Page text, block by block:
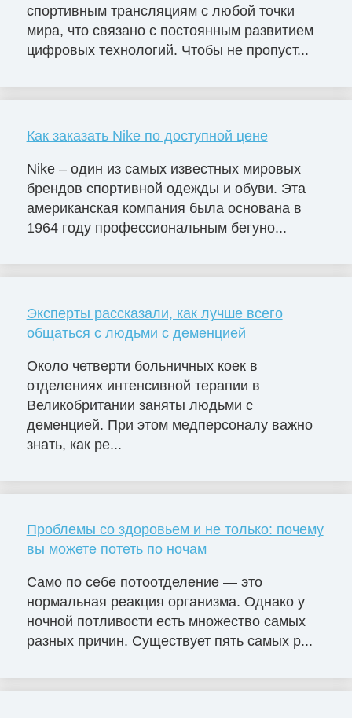
спортивным трансляциям с любой точки
мира, что связано с постоянным развитием
цифровых технологий. Чтобы не пропуст...
Как заказать Nike по доступной цене
Nike – один из самых известных мировых
брендов спортивной одежды и обуви. Эта
американская компания была основана в
1964 году профессиональным бегуно...
Эксперты рассказали, как лучше всего
общаться с людьми с деменцией
Около четверти больничных коек в
отделениях интенсивной терапии в
Великобритании заняты людьми с
деменцией. При этом медперсоналу важно
знать, как ре...
Проблемы со здоровьем и не только: почему
вы можете потеть по ночам
Само по себе потоотделение — это
нормальная реакция организма. Однако у
ночной потливости есть множество самых
разных причин. Существует пять самых р...